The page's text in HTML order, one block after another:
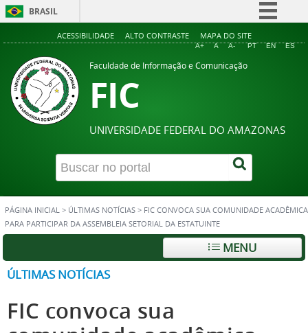
BRASIL
Simplifique!
ACESSIBILIDADE ALTO CONTRASTE MAPA DO SITE
A+ A A- PT EN ES
Faculdade de Informação e Comunicação
FIC
UNIVERSIDADE FEDERAL DO AMAZONAS
PÁGINA INICIAL > ÚLTIMAS NOTÍCIAS > FIC CONVOCA SUA COMUNIDADE ACADÊMICA
PARA PARTICIPAR DA ASSEMBLEIA SETORIAL DA ESTATUINTE
MENU
ÚLTIMAS NOTÍCIAS
FIC convoca sua